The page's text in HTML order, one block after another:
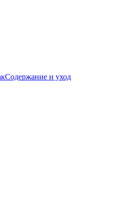
Содержание и уход